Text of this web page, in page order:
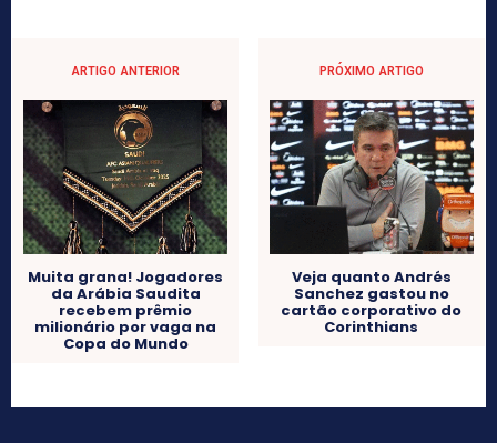
ARTIGO ANTERIOR
Muita grana! Jogadores
da Arábia Saudita
recebem prêmio
milionário por vaga na
Copa do Mundo
PRÓXIMO ARTIGO
Veja quanto Andrés
Sanchez gastou no
cartão corporativo do
Corinthians